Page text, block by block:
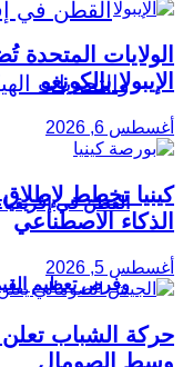
القطن في إفريقيا:
وفرص تعظيم
الولايات المتحدة
الإيبولا بالكونغو
أغسطس 6, 2026
كينيا تخطط
الذكاء الاصطناعي
أغسطس 5, 2026
حركة الشباب تعلن
وسط الصومال